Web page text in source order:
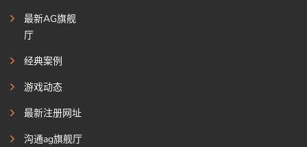
最新AG旗舰
厅
经典案例
游戏动态
最新注册网址
沟通ag旗舰厅